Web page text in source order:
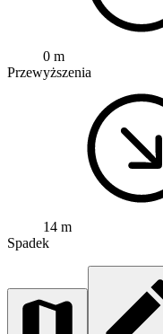
0 m
Przewyższenia
14 m
Spadek